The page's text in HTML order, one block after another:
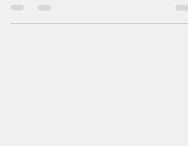
declaración de dependientes